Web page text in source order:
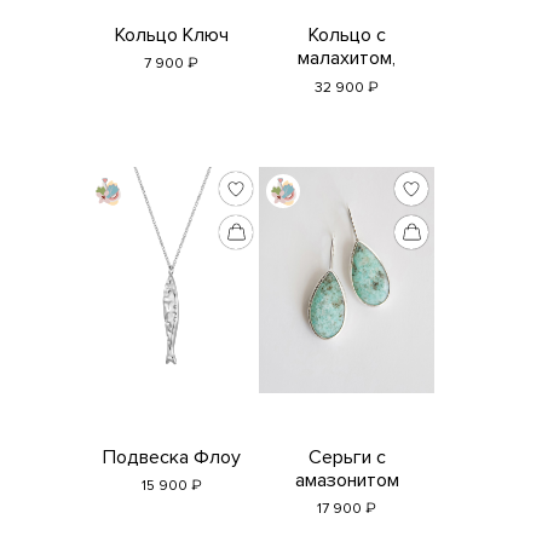
Кольцо Ключ
7 900 ₽
Кольцо с
малахитом,
офитом и яшмой
32 900 ₽
Подвеска Флоу
15 900 ₽
Серьги с
амазонитом
17 900 ₽